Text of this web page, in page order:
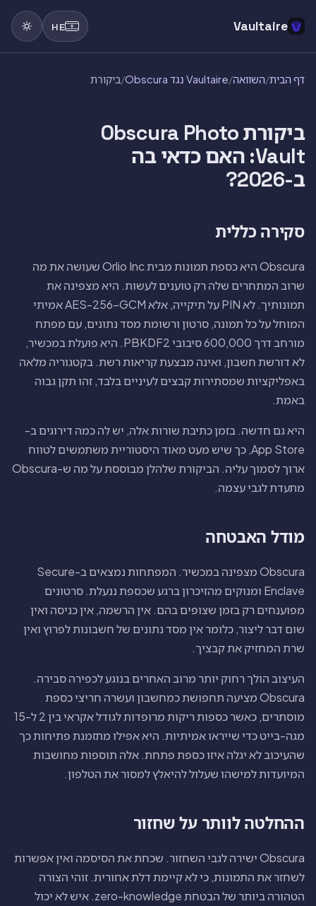
Vaultaire
HE
דף הבית/השוואה/Vaultaire נגד Obscura /ביקורת
ביקורת Obscura Photo
Vault: האם כדאי בה
ב-2026?
סקירה כללית
Obscura היא כספת תמונות מבית Orlio Inc שעושה את מה
שרוב המתחרים שלה רק טוענים לעשות. היא מצפינה את
תמונותיך. לא PIN על תיקייה, אלא AES-256-GCM אמיתי
המוחל על כל תמונה, סרטון ורשומת מסד נתונים, עם מפתח
מורחב דרך 600,000 סיבובי PBKDF2. היא פועלת במכשיר,
לא דורשת חשבון, ואינה מבצעת קריאות רשת. בקטגוריה מלאה
באפליקציות שמסתירות קבצים לעיניים בלבד, זהו תקן גבוה
באמת.
היא גם חדשה. בזמן כתיבת שורות אלה, יש לה כמה דירוגים ב-
App Store, כך שיש מעט מאוד היסטוריית משתמשים לטווח
ארוך לסמוך עליה. הביקורת שלהלן מבוססת על מה ש-Obscura
מתעדת לגבי עצמה.
מודל האבטחה
Obscura מצפינה במכשיר. המפתחות נמצאים ב-Secure
Enclave ומנוקים מהזיכרון ברגע שכספת ננעלת. סרטונים
מפוענחים רק בזמן שצופים בהם. אין הרשמה, אין כניסה ואין
שום דבר ליצור, כלומר אין מסד נתונים של חשבונות לפרוץ ואין
שרת המחזיק את קבציך.
העיצוב הולך רחוק יותר מרוב האחרים בנוגע לכפירה סבירה.
Obscura מציעה תחפושת כמחשבון ועשרה חריצי כספת
מוסתרים, כאשר כספות ריקות מרופדות לגודל אקראי בין 2 ל-15
מגה-בייט כדי שייראו אמיתיות. היא אפילו מתזמנת פתיחות כך
שהעיכוב לא יגלה איזו כספת פתחת. אלה תוספות מחושבות
המיועדות למישהו שעלול להיאלץ למסור את הטלפון.
ההחלטה לוותר על שחזור
Obscura ישירה לגבי השחזור. שכחת את הסיסמה ואין אפשרות
לשחזר את התמונות, כי לא קיימת דלת אחורית. זוהי הצורה
הטהורה ביותר של הבטחת zero-knowledge. איש לא יכול